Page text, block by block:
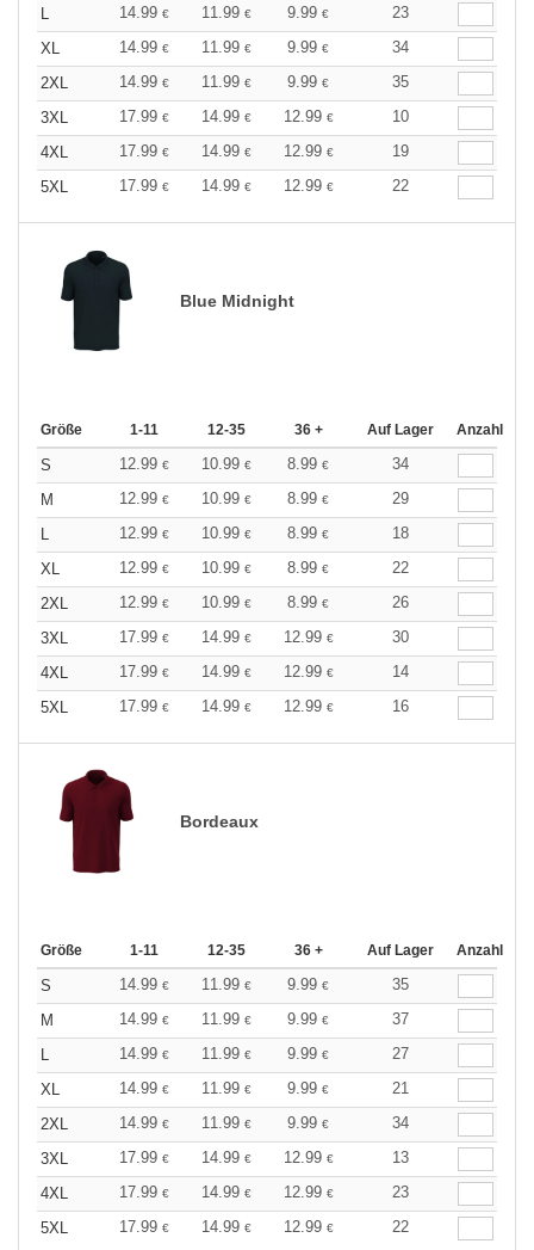
L 14.99 € 11.99 € 9.99 €
23
XL
14.99 € 11.99 € 9.99 €
34
2XL
14.99 € 11.99 € 9.99 €
35
3XL
17.99 € 14.99 € 12.99 €
10
4XL
17.99 € 14.99 € 12.99 €
19
5XL
17.99 € 14.99 € 12.99 € 22
Blue Midnight
Größe 1-11 12-35 36 + Auf Lager Anzahl
S 12.99 € 10.99 € 8.99 €
34
M
12.99 € 10.99 € 8.99 €
29
L
12.99 € 10.99 € 8.99 €
18
XL
12.99 € 10.99 € 8.99 €
22
2XL
12.99 € 10.99 € 8.99 €
26
3XL
17.99 € 14.99 € 12.99 €
30
4XL
17.99 € 14.99 € 12.99 €
14
5XL
17.99 € 14.99 € 12.99 € 16
Bordeaux
Größe 1-11 12-35 36 + Auf Lager Anzahl
S 14.99 € 11.99 € 9.99 €
35
M
14.99 € 11.99 € 9.99 €
37
L
14.99 € 11.99 € 9.99 €
27
XL
14.99 € 11.99 € 9.99 €
21
2XL
14.99 € 11.99 € 9.99 €
34
3XL
17.99 € 14.99 € 12.99 €
13
4XL
17.99 € 14.99 € 12.99 €
23
5XL
17.99 € 14.99 € 12.99 € 22